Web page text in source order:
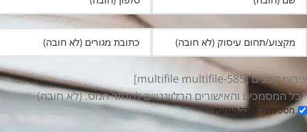
צירוף קבצים [multifile multifile-585]
*כל המסמכים והאישורים הרלוונטיים להחזר המס. (לא חובה)
מסכימ/ה לקבל הודעת